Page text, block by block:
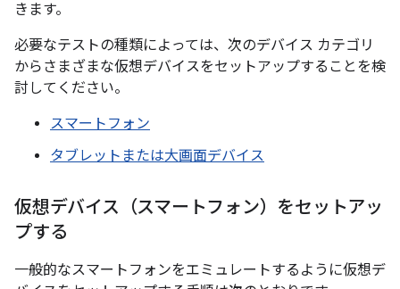
きます。
必要なテストの種類によっては、次のデバイス カテゴリ
からさまざまな仮想デバイスをセットアップすることを検
討してください。
スマートフォン
タブレットまたは大画面デバイス
仮想デバイス（スマートフォン）をセットアッ
プする
一般的なスマートフォンをエミュレートするように仮想デ